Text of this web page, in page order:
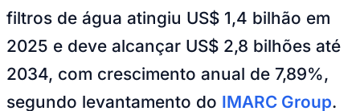
Juventude